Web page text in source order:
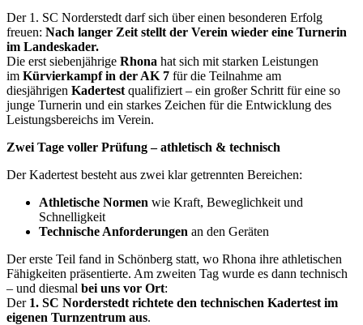
Der 1. SC Norderstedt darf sich über einen besonderen Erfolg
freuen: Nach langer Zeit stellt der Verein wieder eine Turnerin
im Landeskader.
Die erst siebenjährige Rhona hat sich mit starken Leistungen
im Kürvierkampf in der AK 7 für die Teilnahme am
diesjährigen Kadertest qualifiziert – ein großer Schritt für eine so
junge Turnerin und ein starkes Zeichen für die Entwicklung des
Leistungsbereichs im Verein.
Zwei Tage voller Prüfung – athletisch & technisch
Der Kadertest besteht aus zwei klar getrennten Bereichen:
Athletische Normen wie Kraft, Beweglichkeit und
Schnelligkeit
Technische Anforderungen an den Geräten
Der erste Teil fand in Schönberg statt, wo Rhona ihre athletischen
Fähigkeiten präsentierte. Am zweiten Tag wurde es dann technisch
– und diesmal bei uns vor Ort:
Der 1. SC Norderstedt richtete den technischen Kadertest im
eigenen Turnzentrum aus.